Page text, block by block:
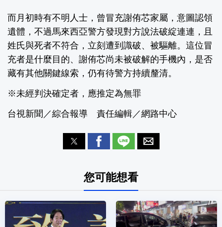
而月初時有不明人士，曾冒充謝侑芯家屬，意圖認領
遺體，不過馬來西亞警方發現對方說法破綻連連，且
姓氏與死者不符合，立刻遭到識破、被驅離。這位冒
充者是什麼目的、謝侑芯尚未被破解的手機內，是否
藏有其他關鍵線索，仍有待警方持續釐清。
※未經判決確定者，應推定為無罪
台視新聞／綜合報導 責任編輯／網路中心
您可能想看